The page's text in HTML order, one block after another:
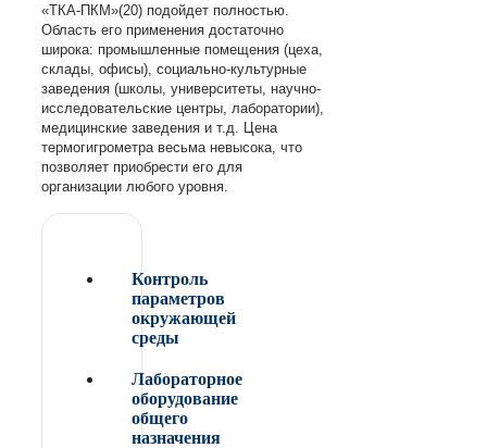
«ТКА-ПКМ»(20) подойдет полностью.
Область его применения достаточно
широка: промышленные помещения (цеха,
склады, офисы), социально-культурные
заведения (школы, университеты, научно-
исследовательские центры, лаборатории),
медицинские заведения и т.д. Цена
термогигрометра весьма невысока, что
позволяет приобрести его для
организации любого уровня.
Контроль
параметров
окружающей
среды
Лабораторное
оборудование
общего
назначения